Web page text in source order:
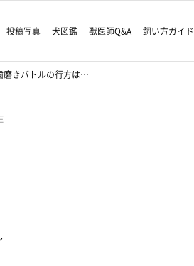
投稿写真 犬図鑑 獣医師Q&A 飼い方ガイド
きバトルの行方は…